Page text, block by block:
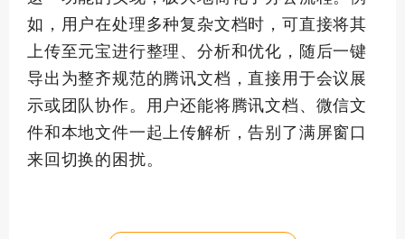
如，用户在处理多种复杂文档时，可直接将其
上传至元宝进行整理、分析和优化，随后一键
导出为整齐规范的腾讯文档，直接用于会议展
示或团队协作。用户还能将腾讯文档、微信文
件和本地文件一起上传解析，告别了满屏窗口
来回切换的困扰。